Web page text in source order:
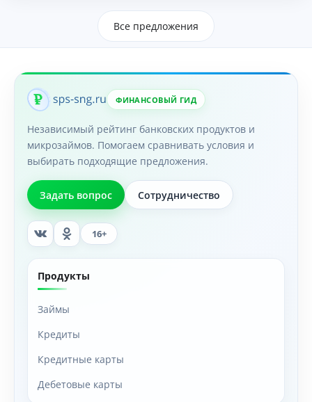
Все предложения
ФИНАНСОВЫЙ ГИД
Независимый рейтинг банковских продуктов и
микрозаймов. Помогаем сравнивать условия и
выбирать подходящие предложения.
Задать вопрос Сотрудничество
16+
Продукты
Займы
Кредиты
Кредитные карты
Дебетовые карты